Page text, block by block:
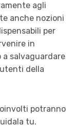
agli
anche nozioni
per
in
salvaguardare
della
potranno
tu.